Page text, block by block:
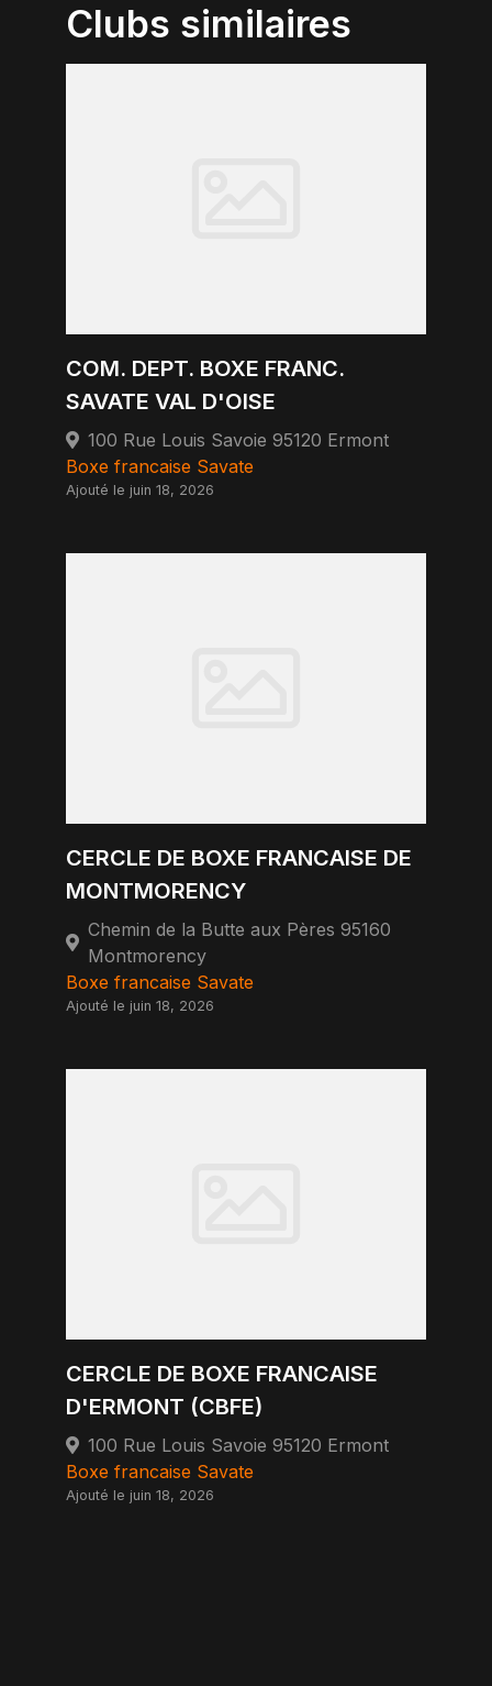
Clubs similaires
COM. DEPT. BOXE FRANC.
SAVATE VAL D'OISE
100 Rue Louis Savoie 95120 Ermont
Boxe francaise Savate
Ajouté le juin 18, 2026
CERCLE DE BOXE FRANCAISE DE
MONTMORENCY
Chemin de la Butte aux Pères 95160
Montmorency
Boxe francaise Savate
Ajouté le juin 18, 2026
CERCLE DE BOXE FRANCAISE
D'ERMONT (CBFE)
100 Rue Louis Savoie 95120 Ermont
Boxe francaise Savate
Ajouté le juin 18, 2026